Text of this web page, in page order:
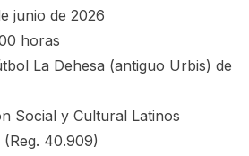
junio de 2026
horas
La Dehesa (antiguo Urbis) de
Social y Cultural Latinos
40.909)